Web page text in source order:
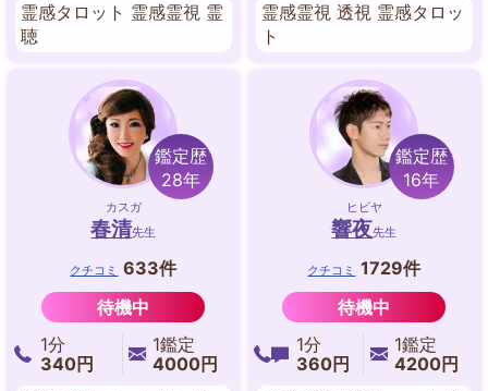
霊感タロット 霊感霊視 霊
聴
霊感霊視 透視 霊感タロッ
ト
鑑定歴
28年
カスガ
春清先生
クチコミ
633件
待機中
1分
340円
1鑑定
4000円
鑑定歴
16年
ヒビヤ
響夜先生
クチコミ
1729件
待機中
1分
360円
1鑑定
4200円